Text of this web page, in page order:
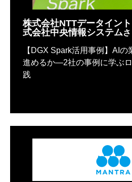
株式会社NTTデータイン
式会社中央情報システム
【DGX Spark活用事例】AI
進めるか―2社の事例に学ぶ
践